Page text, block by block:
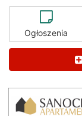
Ogłoszenia